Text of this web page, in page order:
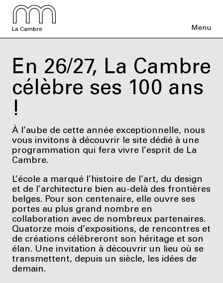
La Cambre Menu
En 26/27, La Cambre
célèbre ses 100 ans
!
À l’aube de cette année exceptionnelle, nous
vous invitons à découvrir le site dédié à une
programmation qui fera vivre l’esprit de La
Cambre.
L’école a marqué l’histoire de l’art, du design
et de l’architecture bien au-delà des frontières
belges. Pour son centenaire, elle ouvre ses
portes au plus grand nombre en
collaboration avec de nombreux partenaires.
Quatorze mois d’expositions, de rencontres et
de créations célébreront son héritage et son
élan. Une invitation à découvrir un lieu où se
transmettent, depuis un siècle, les idées de
demain.